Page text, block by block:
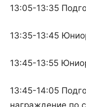
13:05-13:35
13:35-13:45
13:45-13:55
13:45-14:05